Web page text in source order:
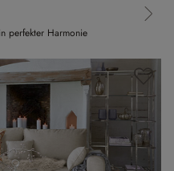
perfekter Harmonie